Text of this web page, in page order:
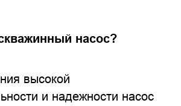
насос?
высокой
и надежности насос